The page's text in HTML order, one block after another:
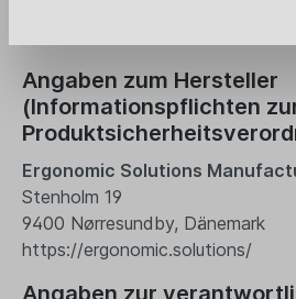
Angaben zum Hersteller
(Informationspflichten zur
Ergonomic Solutions
Stenholm 19
9400 Nørresundby, Dänemark
https://ergonomic.solutions/
Angaben zur